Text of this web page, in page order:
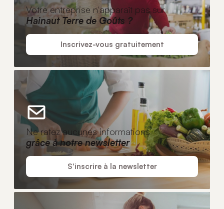
Votre entreprise n'apparaît pas sur
Hainaut Terre de Goûts ?
Inscrivez-vous gratuitement
Ne ratez aucunes informations
grâce à notre newsletter
S'inscrire à la newsletter